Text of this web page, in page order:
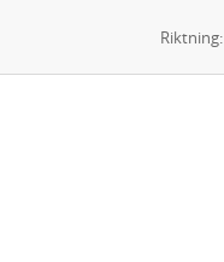
Riktning: